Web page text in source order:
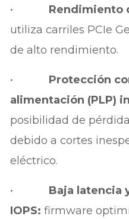
• Rendimiento
utiliza carriles PCIe
de alto rendimiento.
•
Protección
alimentación (PLP)
posibilidad de
debido a cortes
eléctrico.
• Baja latencia
IOPS: firmware